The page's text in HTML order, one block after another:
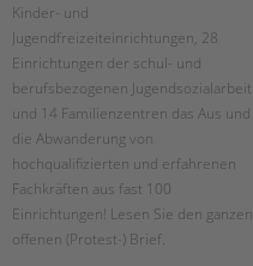
Kinder- und
Jugendfreizeiteinrichtungen, 28
Einrichtungen der schul- und
berufsbezogenen Jugendsozialarbeit
und 14 Familienzentren das Aus und
die Abwanderung von
hochqualifizierten und erfahrenen
Fachkräften aus fast 100
Einrichtungen! Lesen Sie den ganzen
offenen (Protest-) Brief.